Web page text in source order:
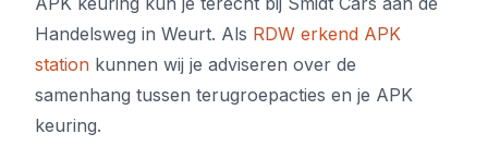
Handelsweg in Weurt. Als RDW erkend APK
station kunnen wij je adviseren over de
samenhang tussen terugroepacties en je APK
keuring.